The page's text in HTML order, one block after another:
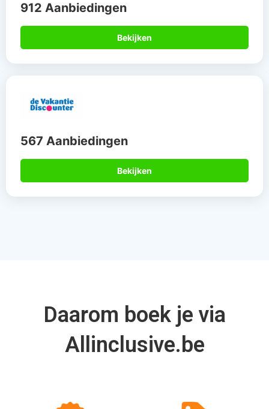
912 Aanbiedingen
Bekijken
567 Aanbiedingen
Bekijken
Daarom boek je via
Allinclusive.be